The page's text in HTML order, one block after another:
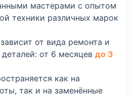
мастерами с опытом
техники различных марок
от вида ремонта и
от 6 месяцев до 3
как на
так и на заменённые